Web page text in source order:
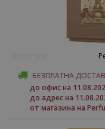
БЕЗПЛАТНА
до офис на
до адрес на
от магазина на